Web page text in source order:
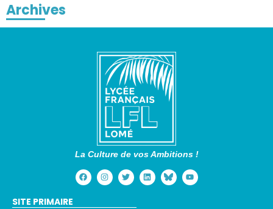
Archives
La Culture de vos Ambitions !
SITE PRIMAIRE